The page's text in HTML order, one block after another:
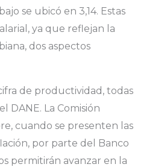
se ubicó en 3,14. Estas
ya que reflejan la
dos aspectos
de productividad, todas
DANE. La Comisión
cuando se presenten las
por parte del Banco
permitirán avanzar en la